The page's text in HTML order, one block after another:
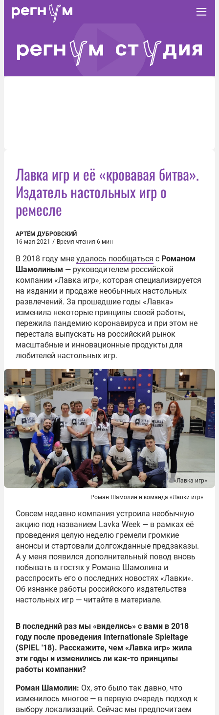
Лавка игр и её «кровавая битва».
Издатель настольных игр о
ремесле
АРТЁМ ДУБРОВСКИЙ
16 мая 2021 / Время чтения 6 мин
В 2018 году мне удалось пообщаться с Романом
Шамолиным — руководителем российской
компании «Лавка игр», которая специализируется
на издании и продаже необычных настольных
развлечений. За прошедшие годы «Лавка»
изменила некоторые принципы своей работы,
пережила пандемию коронавируса и при этом не
перестала выпускать на российский рынок
масштабные и инновационные продукты для
любителей настольных игр.
«Лавка игр»
Роман Шамолин и команда «Лавки игр»
Совсем недавно компания устроила необычную
акцию под названием Lavka Week — в рамках её
проведения целую неделю гремели громкие
анонсы и стартовали долгожданные предзаказы.
А у меня появился дополнительный повод вновь
побывать в гостях у Романа Шамолина и
расспросить его о последних новостях «Лавки».
Об изнанке работы российского издательства
настольных игр — читайте в материале.
В последний раз мы «виделись» с вами в 2018
году после проведения Internationale Spieltage
(SPIEL '18). Расскажите, чем «Лавка игр» жила
эти годы и изменились ли как-то принципы
работы компании?
Роман Шамолин: Ох, это было так давно, что
изменилось многое — в первую очередь подход к
выбору локализаций. Сейчас мы предпочитаем